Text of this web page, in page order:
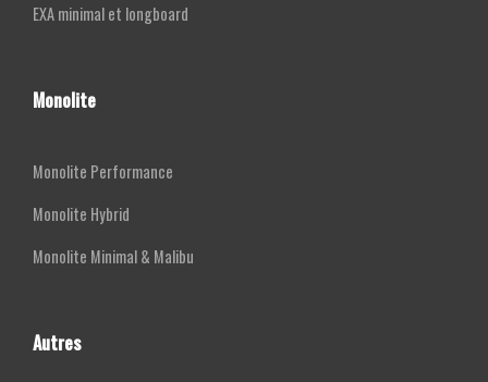
EXA minimal et longboard
Monolite
Monolite Performance
Monolite Hybrid
Monolite Minimal & Malibu
Autres